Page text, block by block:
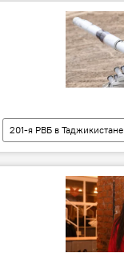
201-я РВБ в Таджикистане